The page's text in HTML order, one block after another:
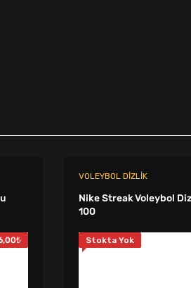
₺
VOLEYBOL DIZLIK
Nike Streak Voleybol
100
Stokta Yok